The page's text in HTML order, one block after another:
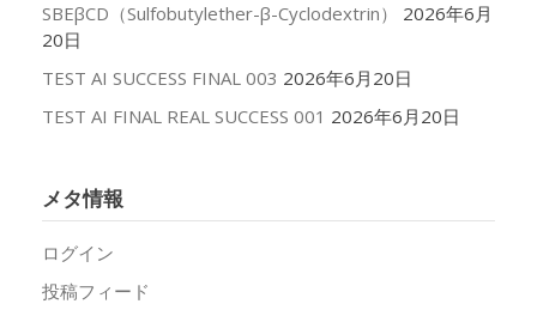
SBEβCD（Sulfobutylether-β-Cyclodextrin）
2026年6月
20日
TEST AI SUCCESS FINAL 003 2026年6月20日
TEST AI FINAL REAL SUCCESS 001 2026年6月20日
メタ情報
ログイン
投稿フィード